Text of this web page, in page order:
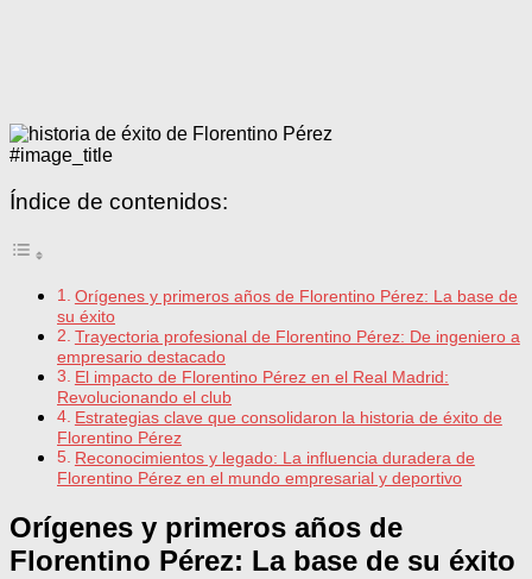
#image_title
Índice de contenidos:
Orígenes y primeros años de Florentino Pérez: La base de
su éxito
Trayectoria profesional de Florentino Pérez: De ingeniero a
empresario destacado
El impacto de Florentino Pérez en el Real Madrid:
Revolucionando el club
Estrategias clave que consolidaron la historia de éxito de
Florentino Pérez
Reconocimientos y legado: La influencia duradera de
Florentino Pérez en el mundo empresarial y deportivo
Orígenes y primeros años de
Florentino Pérez: La base de su éxito